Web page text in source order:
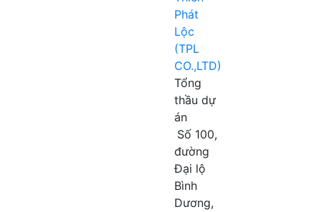
Phát
Lộc
(TPL
CO.,LTD)
Tổng
thầu dự
án
Số 100,
đường
Đại lộ
Bình
Dương,